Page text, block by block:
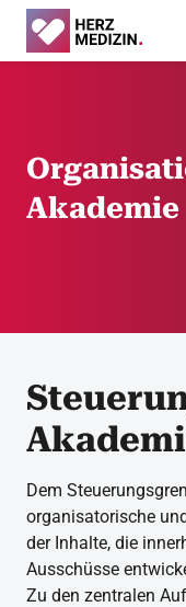
Akademie
Dem
organisatorische
der Inhalte, die
Ausschüsse
Zu den zentralen